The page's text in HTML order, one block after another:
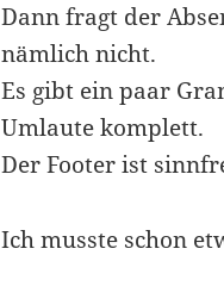
Dann fragt der
nämlich nicht.
Es gibt ein paar
Umlaute komplett.
Der Footer ist
Ich musste schon